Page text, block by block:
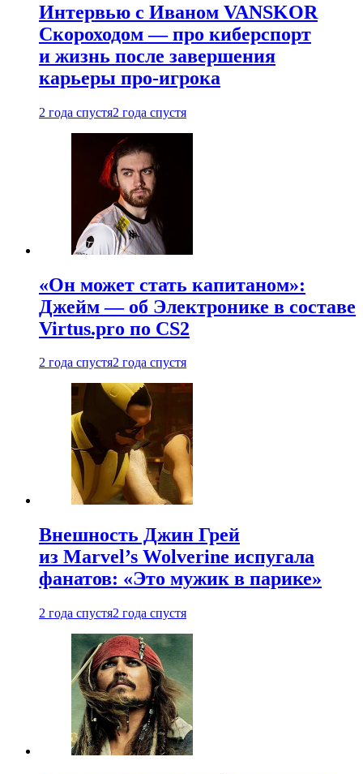
Интервью с Иваном VANSKOR
Скороходом — про киберспорт
и жизнь после завершения
карьеры про-игрока
2 года спустя2 года спустя
«Он может стать капитаном»:
Джейм — об Электронике в составе
Virtus.pro по CS2
2 года спустя2 года спустя
Внешность Джин Грей
из Marvel’s Wolverine испугала
фанатов: «Это мужик в парике»
2 года спустя2 года спустя